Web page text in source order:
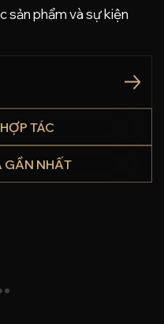
sản phẩm và sự kiện
TÁC
GẦN NHẤT